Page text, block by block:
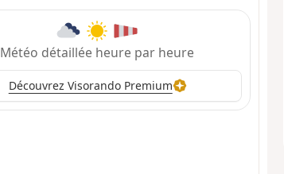
Météo détaillée heure par heure
Découvrez Visorando Premium